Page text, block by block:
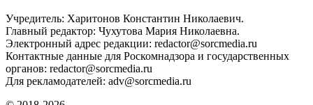
Учредитель: Харитонов Константин Николаевич.
Главный редактор: Чухутова Мария Николаевна.
Электронный адрес редакции: redactor@sorcmedia.ru
Контактные данные для Роскомнадзора и государственных
органов: redactor@sorcmedia.ru
Для рекламодателей: adv@sorcmedia.ru